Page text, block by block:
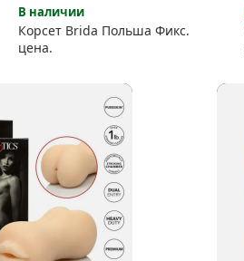
В наличии
Корсет Brida Польша Фикс.
цена.